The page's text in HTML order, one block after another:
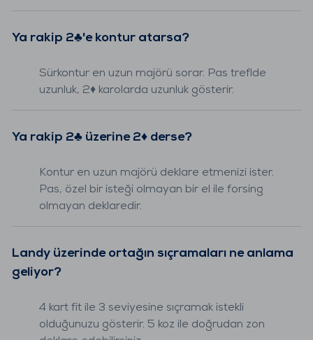
Ya rakip 2♣'e kontur atarsa?
Sürkontur en uzun majörü sorar. Pas treflde
uzunluk, 2♦ karolarda uzunluk gösterir.
Ya rakip 2♣ üzerine 2♦ derse?
Kontur en uzun majörü deklare etmenizi ister.
Pas, özel bir isteği olmayan bir el ile forsing
olmayan deklaredir.
Landy üzerinde ortağın sıçramaları ne anlama
geliyor?
4 kart fit ile 3 seviyesine sıçramak istekli
olduğunuzu gösterir. 5 koz ile doğrudan zon